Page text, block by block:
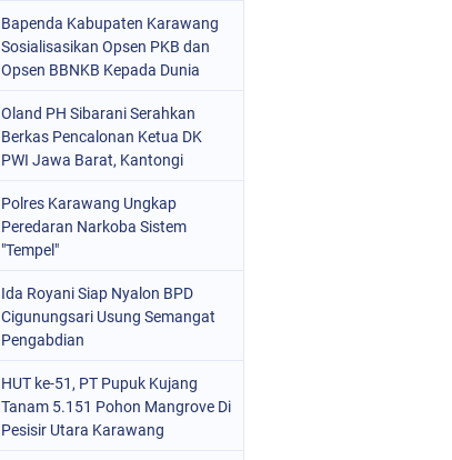
Bapenda Kabupaten Karawang
Sosialisasikan Opsen PKB dan
Opsen BBNKB Kepada Dunia
Oland PH Sibarani Serahkan
Berkas Pencalonan Ketua DK
PWI Jawa Barat, Kantongi
Polres Karawang Ungkap
Peredaran Narkoba Sistem
"Tempel"
Ida Royani Siap Nyalon BPD
Cigunungsari Usung Semangat
Pengabdian
HUT ke-51, PT Pupuk Kujang
Tanam 5.151 Pohon Mangrove Di
Pesisir Utara Karawang